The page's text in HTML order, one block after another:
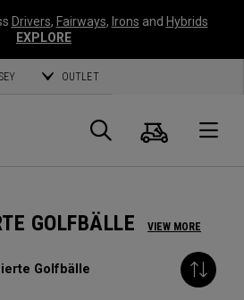
Drivers, Fairways, Irons and Hybrids
EXPLORE
OUTLET
Suche
GOLFBÄLLE VIEW MORE
Golfbälle